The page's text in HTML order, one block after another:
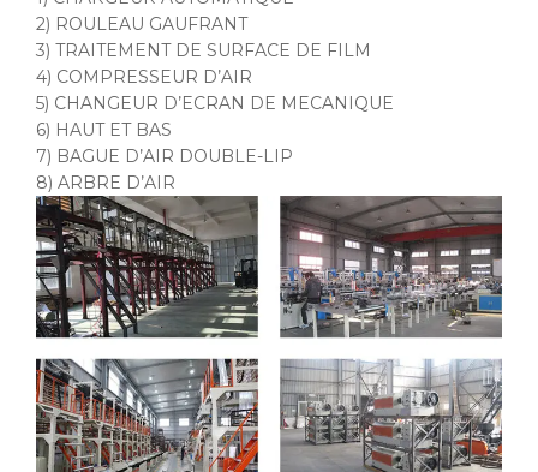
2) ROULEAU GAUFRANT
3) TRAITEMENT DE SURFACE DE FILM
4) COMPRESSEUR D’AIR
5) CHANGEUR D’ECRAN DE MECANIQUE
6) HAUT ET BAS
7) BAGUE D’AIR DOUBLE-LIP
8) ARBRE D’AIR